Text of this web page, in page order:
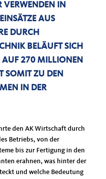
IN IH
AUS MÜ
IN
BELÄUFT SICH DE
270 MILLIONEN EU
ZU DEN FÜ
IN DER BR
den AK Wirtschaft durch
Betriebs, von der
bis zur Fertigung in den
erahnen, was hinter der
und welche Bedeutung